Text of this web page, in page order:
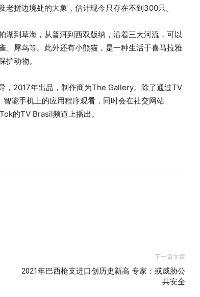
挝边境处的大象，估计现今只存在不到300只。
湖到草海，从普洱到西双版纳，沿着三大河流，可以
、犀鸟等。此外还有小熊猫，是一种生活于喜马拉雅
动物。
，2017年出品，制作商为The Gallery。除了通过TV
能手机上的应用程序观看，同时会在社交网站
的TV Brasil频道上播出。
下一篇文章
2021年巴西枪支进口创历史新高 专家：或威胁公
共安全